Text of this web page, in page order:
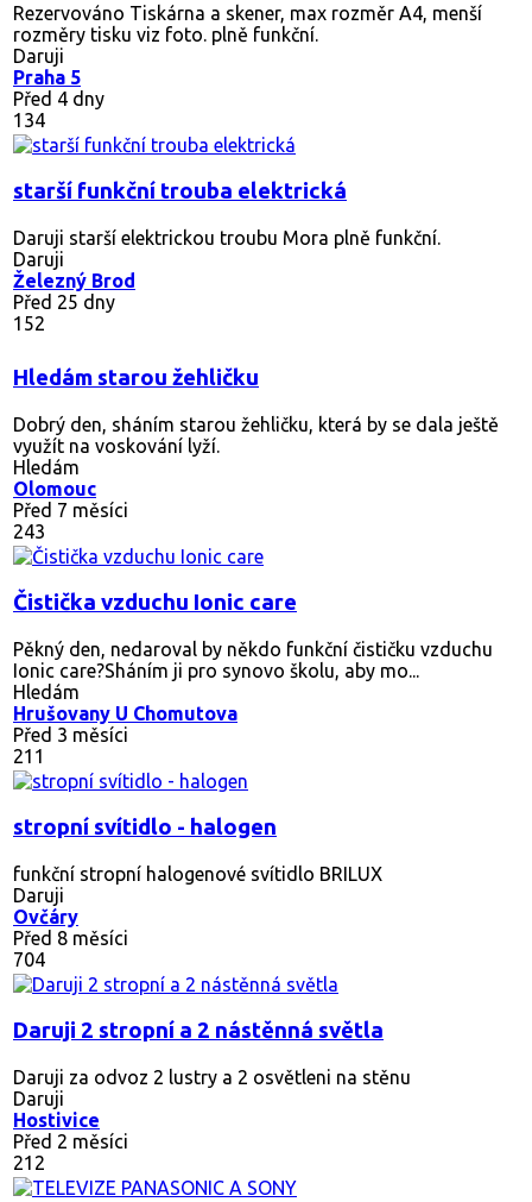
Rezervováno Tiskárna a skener, max rozměr A4, menší
rozměry tisku viz foto. plně funkční.
Daruji
Praha 5
Před 4 dny
134
starší funkční trouba elektrická
Daruji starší elektrickou troubu Mora plně funkční.
Daruji
Železný Brod
Před 25 dny
152
Hledám starou žehličku
Dobrý den, sháním starou žehličku, která by se dala ještě
využít na voskování lyží.
Hledám
Olomouc
Před 7 měsíci
243
Čistička vzduchu Ionic care
Pěkný den, nedaroval by někdo funkční čističku vzduchu
Ionic care?Sháním ji pro synovo školu, aby mo...
Hledám
Hrušovany U Chomutova
Před 3 měsíci
211
stropní svítidlo - halogen
funkční stropní halogenové svítidlo BRILUX
Daruji
Ovčáry
Před 8 měsíci
704
Daruji 2 stropní a 2 nástěnná světla
Daruji za odvoz 2 lustry a 2 osvětleni na stěnu
Daruji
Hostivice
Před 2 měsíci
212